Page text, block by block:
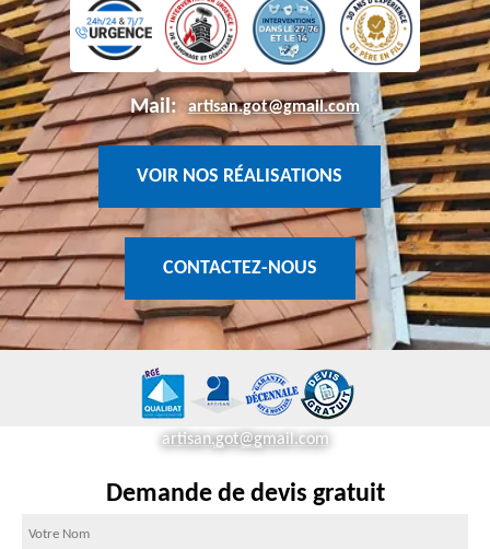
Mail: artisan.got@gmail.com
VOIR NOS RÉALISATIONS
CONTACTEZ-NOUS
artisan.got@gmail.com
Demande de devis gratuit